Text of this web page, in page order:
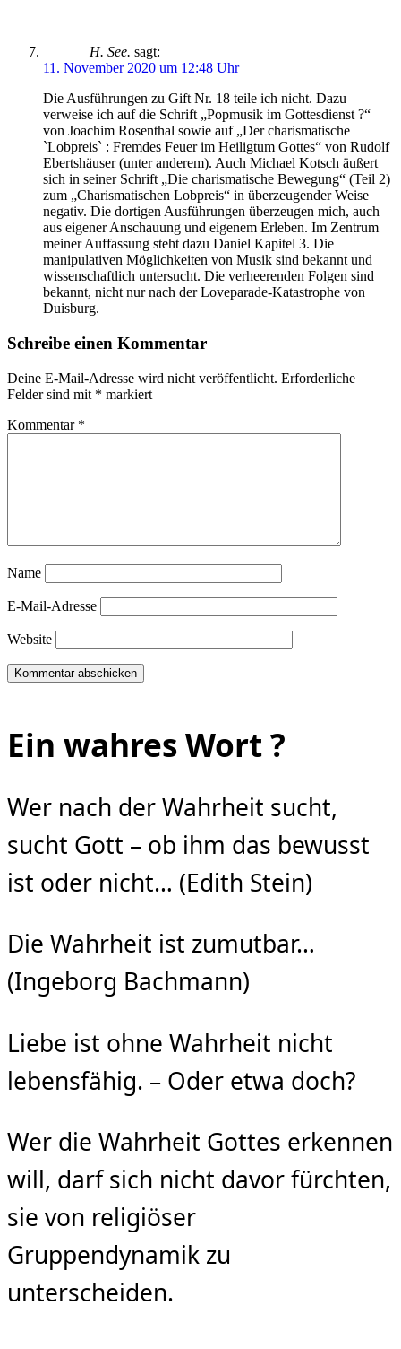
H. See. sagt:
11. November 2020 um 12:48 Uhr
Die Ausführungen zu Gift Nr. 18 teile ich nicht. Dazu
verweise ich auf die Schrift „Popmusik im Gottesdienst ?“
von Joachim Rosenthal sowie auf „Der charismatische
`Lobpreis` : Fremdes Feuer im Heiligtum Gottes“ von Rudolf
Ebertshäuser (unter anderem). Auch Michael Kotsch äußert
sich in seiner Schrift „Die charismatische Bewegung“ (Teil 2)
zum „Charismatischen Lobpreis“ in überzeugender Weise
negativ. Die dortigen Ausführungen überzeugen mich, auch
aus eigener Anschauung und eigenem Erleben. Im Zentrum
meiner Auffassung steht dazu Daniel Kapitel 3. Die
manipulativen Möglichkeiten von Musik sind bekannt und
wissenschaftlich untersucht. Die verheerenden Folgen sind
bekannt, nicht nur nach der Loveparade-Katastrophe von
Duisburg.
Schreibe einen Kommentar
Deine E-Mail-Adresse wird nicht veröffentlicht. Erforderliche
Felder sind mit * markiert
Kommentar *
Name
E-Mail-Adresse
Website
Ein wahres Wort ?
Wer nach der Wahrheit sucht,
sucht Gott – ob ihm das bewusst
ist oder nicht… (Edith Stein)
Die Wahrheit ist zumutbar…
(Ingeborg Bachmann)
Liebe ist ohne Wahrheit nicht
lebensfähig. – Oder etwa doch?
Wer die Wahrheit Gottes erkennen
will, darf sich nicht davor fürchten,
sie von religiöser
Gruppendynamik zu
unterscheiden.